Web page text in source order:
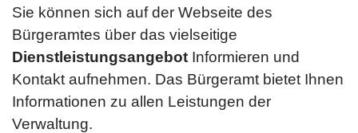
Sie können sich auf der Webseite des
Bürgeramtes über das vielseitige
Dienstleistungsangebot Informieren und
Kontakt aufnehmen. Das Bürgeramt bietet Ihnen
Informationen zu allen Leistungen der
Verwaltung.